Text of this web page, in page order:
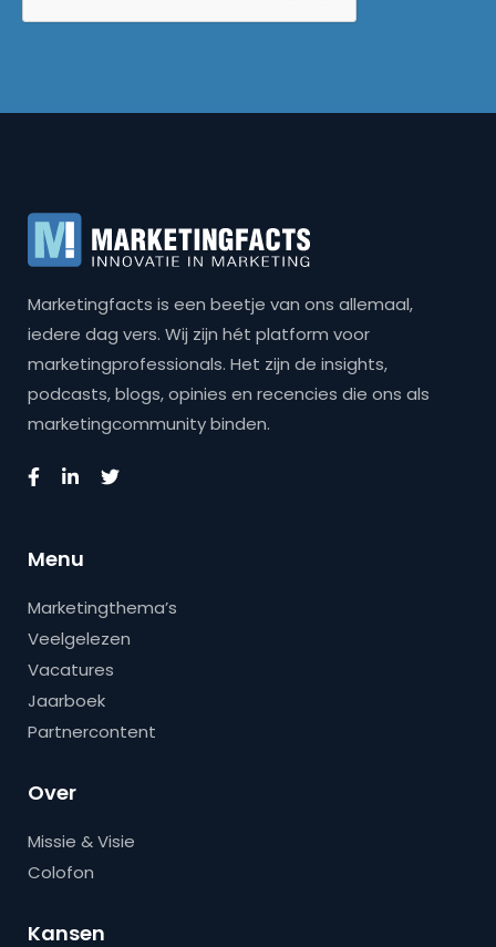
Marketingfacts is een beetje van ons allemaal,
iedere dag vers. Wij zijn hét platform voor
marketingprofessionals. Het zijn de insights,
podcasts, blogs, opinies en recencies die ons als
marketingcommunity binden.
Menu
Marketingthema’s
Veelgelezen
Vacatures
Jaarboek
Partnercontent
Over
Missie & Visie
Colofon
Kansen